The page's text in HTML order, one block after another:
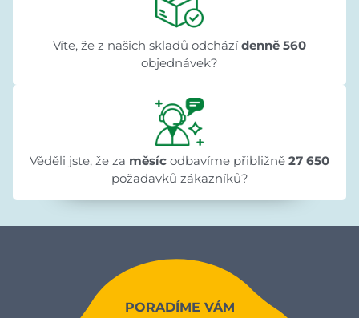
Víte, že z našich skladů odchází denně 560
objednávek?
Věděli jste, že za měsíc odbavíme přibližně 27 650
požadavků zákazníků?
PORADÍME VÁM